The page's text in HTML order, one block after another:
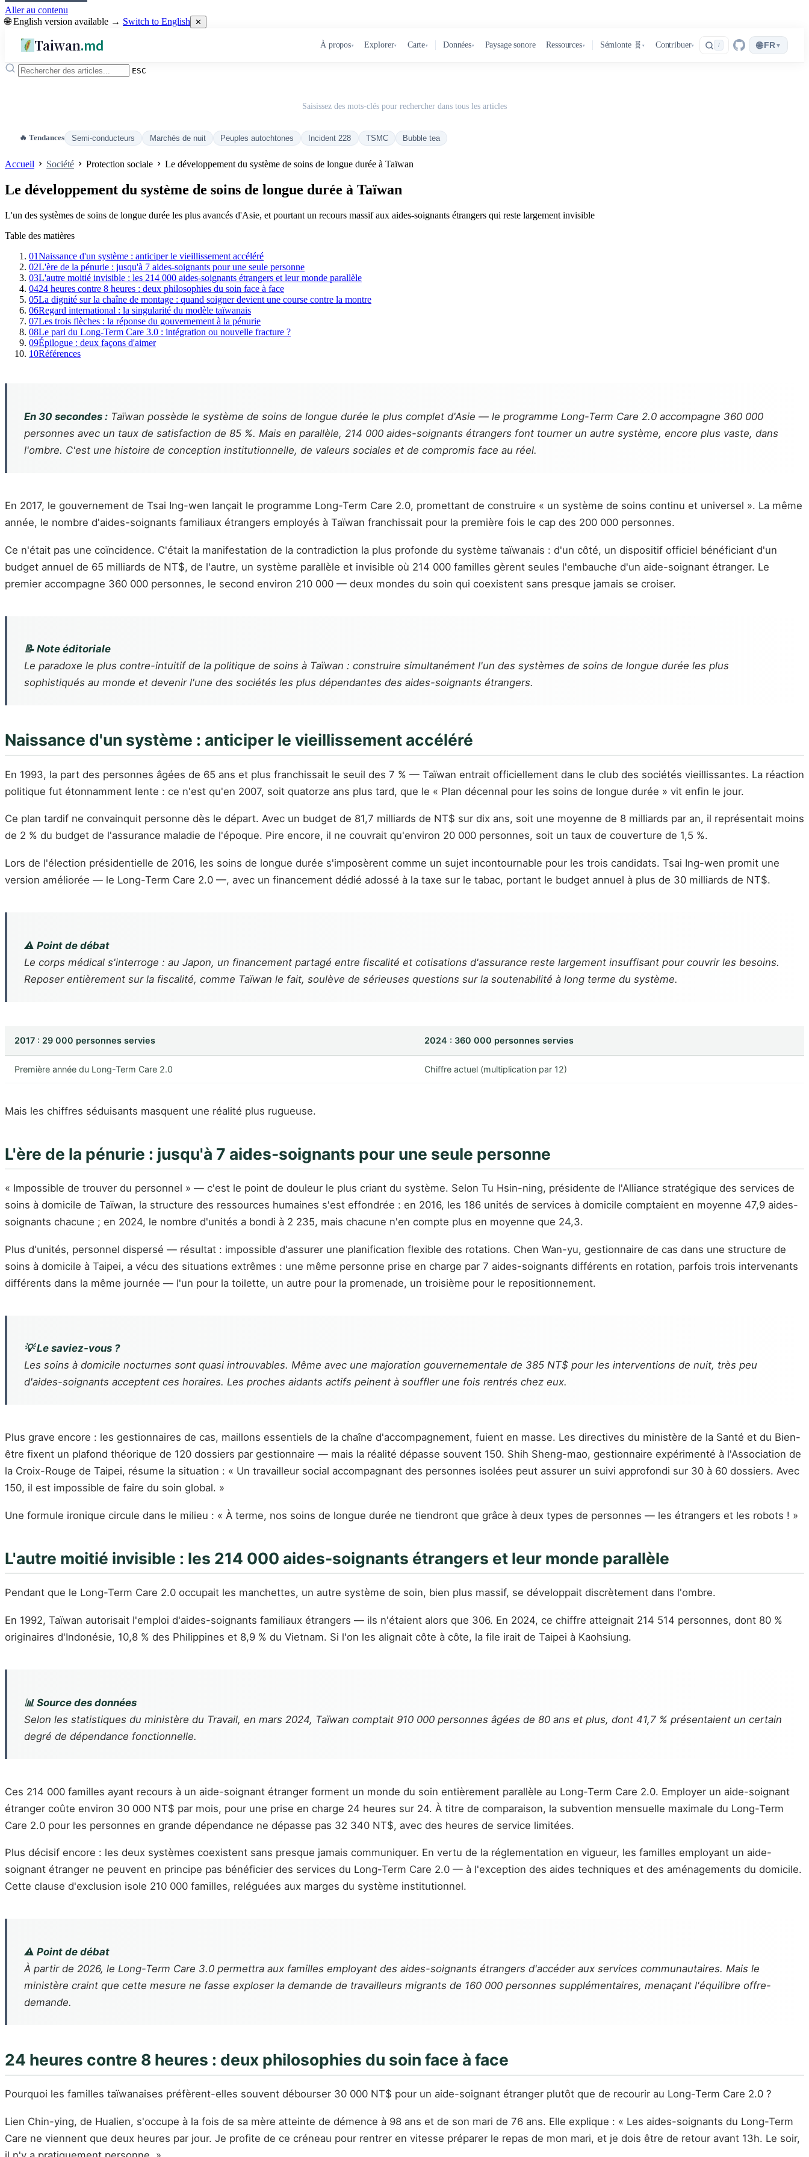
Aller au contenu
🌐 English version available → Switch to English ✕
Taiwan.md À propos▾ Explorer▾ Carte▾ Données▾ Paysage sonore Ressources▾ Sémionte 🧬 ▾ Contribuer▾ / 🌐FR ▾
ESC
Saisissez des mots-clés pour rechercher dans tous les articles
🔥 Tendances Semi-conducteurs Marchés de nuit Peuples autochtones Incident 228 TSMC Bubble tea
Accueil Société Protection sociale Le développement du système de soins de longue durée à Taïwan
Le développement du système de soins de longue durée à Taïwan
L'un des systèmes de soins de longue durée les plus avancés d'Asie, et pourtant un recours massif aux aides-soignants étrangers qui reste largement invisible
Table des matières
01Naissance d'un système : anticiper le vieillissement accéléré
02L'ère de la pénurie : jusqu'à 7 aides-soignants pour une seule personne
03L'autre moitié invisible : les 214 000 aides-soignants étrangers et leur monde parallèle
0424 heures contre 8 heures : deux philosophies du soin face à face
05La dignité sur la chaîne de montage : quand soigner devient une course contre la montre
06Regard international : la singularité du modèle taïwanais
07Les trois flèches : la réponse du gouvernement à la pénurie
08Le pari du Long-Term Care 3.0 : intégration ou nouvelle fracture ?
09Épilogue : deux façons d'aimer
10Références
En 30 secondes : Taïwan possède le système de soins de longue durée le plus complet d'Asie — le programme Long-Term Care 2.0 accompagne 360 000
personnes avec un taux de satisfaction de 85 %. Mais en parallèle, 214 000 aides-soignants étrangers font tourner un autre système, encore plus vaste, dans
l'ombre. C'est une histoire de conception institutionnelle, de valeurs sociales et de compromis face au réel.
En 2017, le gouvernement de Tsai Ing-wen lançait le programme Long-Term Care 2.0, promettant de construire « un système de soins continu et universel ». La même
année, le nombre d'aides-soignants familiaux étrangers employés à Taïwan franchissait pour la première fois le cap des 200 000 personnes.
Ce n'était pas une coïncidence. C'était la manifestation de la contradiction la plus profonde du système taïwanais : d'un côté, un dispositif officiel bénéficiant d'un
budget annuel de 65 milliards de NT$, de l'autre, un système parallèle et invisible où 214 000 familles gèrent seules l'embauche d'un aide-soignant étranger. Le
premier accompagne 360 000 personnes, le second environ 210 000 — deux mondes du soin qui coexistent sans presque jamais se croiser.
📝 Note éditoriale
Le paradoxe le plus contre-intuitif de la politique de soins à Taïwan : construire simultanément l'un des systèmes de soins de longue durée les plus
sophistiqués au monde et devenir l'une des sociétés les plus dépendantes des aides-soignants étrangers.
Naissance d'un système : anticiper le vieillissement accéléré
En 1993, la part des personnes âgées de 65 ans et plus franchissait le seuil des 7 % — Taïwan entrait officiellement dans le club des sociétés vieillissantes. La réaction
politique fut étonnamment lente : ce n'est qu'en 2007, soit quatorze ans plus tard, que le « Plan décennal pour les soins de longue durée » vit enfin le jour.
Ce plan tardif ne convainquit personne dès le départ. Avec un budget de 81,7 milliards de NT$ sur dix ans, soit une moyenne de 8 milliards par an, il représentait moins
de 2 % du budget de l'assurance maladie de l'époque. Pire encore, il ne couvrait qu'environ 20 000 personnes, soit un taux de couverture de 1,5 %.
Lors de l'élection présidentielle de 2016, les soins de longue durée s'imposèrent comme un sujet incontournable pour les trois candidats. Tsai Ing-wen promit une
version améliorée — le Long-Term Care 2.0 —, avec un financement dédié adossé à la taxe sur le tabac, portant le budget annuel à plus de 30 milliards de NT$.
⚠️ Point de débat
Le corps médical s'interroge : au Japon, un financement partagé entre fiscalité et cotisations d'assurance reste largement insuffisant pour couvrir les besoins.
Reposer entièrement sur la fiscalité, comme Taïwan le fait, soulève de sérieuses questions sur la soutenabilité à long terme du système.
2017 : 29 000 personnes servies 2024 : 360 000 personnes servies
Première année du Long-Term Care 2.0 Chiffre actuel (multiplication par 12)
Mais les chiffres séduisants masquent une réalité plus rugueuse.
L'ère de la pénurie : jusqu'à 7 aides-soignants pour une seule personne
« Impossible de trouver du personnel » — c'est le point de douleur le plus criant du système. Selon Tu Hsin-ning, présidente de l'Alliance stratégique des services de
soins à domicile de Taïwan, la structure des ressources humaines s'est effondrée : en 2016, les 186 unités de services à domicile comptaient en moyenne 47,9 aides-
soignants chacune ; en 2024, le nombre d'unités a bondi à 2 235, mais chacune n'en compte plus en moyenne que 24,3.
Plus d'unités, personnel dispersé — résultat : impossible d'assurer une planification flexible des rotations. Chen Wan-yu, gestionnaire de cas dans une structure de
soins à domicile à Taipei, a vécu des situations extrêmes : une même personne prise en charge par 7 aides-soignants différents en rotation, parfois trois intervenants
différents dans la même journée — l'un pour la toilette, un autre pour la promenade, un troisième pour le repositionnement.
💡 Le saviez-vous ?
Les soins à domicile nocturnes sont quasi introuvables. Même avec une majoration gouvernementale de 385 NT$ pour les interventions de nuit, très peu
d'aides-soignants acceptent ces horaires. Les proches aidants actifs peinent à souffler une fois rentrés chez eux.
Plus grave encore : les gestionnaires de cas, maillons essentiels de la chaîne d'accompagnement, fuient en masse. Les directives du ministère de la Santé et du Bien-
être fixent un plafond théorique de 120 dossiers par gestionnaire — mais la réalité dépasse souvent 150. Shih Sheng-mao, gestionnaire expérimenté à l'Association de
la Croix-Rouge de Taipei, résume la situation : « Un travailleur social accompagnant des personnes isolées peut assurer un suivi approfondi sur 30 à 60 dossiers. Avec
150, il est impossible de faire du soin global. »
Une formule ironique circule dans le milieu : « À terme, nos soins de longue durée ne tiendront que grâce à deux types de personnes — les étrangers et les robots ! »
L'autre moitié invisible : les 214 000 aides-soignants étrangers et leur monde parallèle
Pendant que le Long-Term Care 2.0 occupait les manchettes, un autre système de soin, bien plus massif, se développait discrètement dans l'ombre.
En 1992, Taïwan autorisait l'emploi d'aides-soignants familiaux étrangers — ils n'étaient alors que 306. En 2024, ce chiffre atteignait 214 514 personnes, dont 80 %
originaires d'Indonésie, 10,8 % des Philippines et 8,9 % du Vietnam. Si l'on les alignait côte à côte, la file irait de Taipei à Kaohsiung.
📊 Source des données
Selon les statistiques du ministère du Travail, en mars 2024, Taïwan comptait 910 000 personnes âgées de 80 ans et plus, dont 41,7 % présentaient un certain
degré de dépendance fonctionnelle.
Ces 214 000 familles ayant recours à un aide-soignant étranger forment un monde du soin entièrement parallèle au Long-Term Care 2.0. Employer un aide-soignant
étranger coûte environ 30 000 NT$ par mois, pour une prise en charge 24 heures sur 24. À titre de comparaison, la subvention mensuelle maximale du Long-Term
Care 2.0 pour les personnes en grande dépendance ne dépasse pas 32 340 NT$, avec des heures de service limitées.
Plus décisif encore : les deux systèmes coexistent sans presque jamais communiquer. En vertu de la réglementation en vigueur, les familles employant un aide-
soignant étranger ne peuvent en principe pas bénéficier des services du Long-Term Care 2.0 — à l'exception des aides techniques et des aménagements du domicile.
Cette clause d'exclusion isole 210 000 familles, reléguées aux marges du système institutionnel.
⚠️ Point de débat
À partir de 2026, le Long-Term Care 3.0 permettra aux familles employant des aides-soignants étrangers d'accéder aux services communautaires. Mais le
ministère craint que cette mesure ne fasse exploser la demande de travailleurs migrants de 160 000 personnes supplémentaires, menaçant l'équilibre offre-
demande.
24 heures contre 8 heures : deux philosophies du soin face à face
Pourquoi les familles taïwanaises préfèrent-elles souvent débourser 30 000 NT$ pour un aide-soignant étranger plutôt que de recourir au Long-Term Care 2.0 ?
Lien Chin-ying, de Hualien, s'occupe à la fois de sa mère atteinte de démence à 98 ans et de son mari de 76 ans. Elle explique : « Les aides-soignants du Long-Term
Care ne viennent que deux heures par jour. Je profite de ce créneau pour rentrer en vitesse préparer le repas de mon mari, et je dois être de retour avant 13h. Le soir,